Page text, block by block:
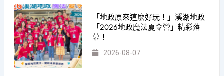
「地政原來這麼好玩！」溪湖地政
「2026地政魔法夏令營」精彩落
幕！
2026-08-07